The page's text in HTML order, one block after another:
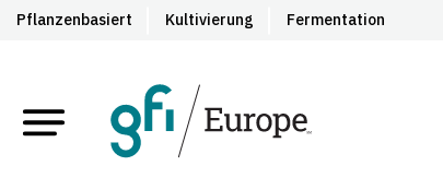
Pflanzenbasiert Kultivierung Fermentation